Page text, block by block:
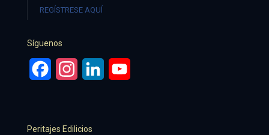
REGÍSTRESE AQUÍ
Síguenos
FacebookInstagramLinkedIn
Peritajes Edilicios